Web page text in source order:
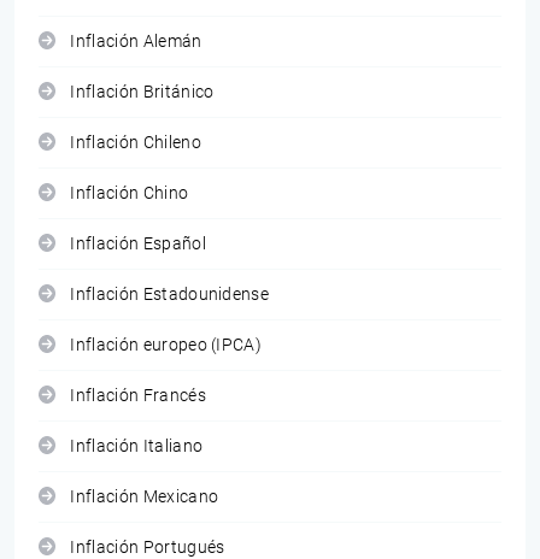
Inflación Alemán
Inflación Británico
Inflación Chileno
Inflación Chino
Inflación Español
Inflación Estadounidense
Inflación europeo (IPCA)
Inflación Francés
Inflación Italiano
Inflación Mexicano
Inflación Portugués